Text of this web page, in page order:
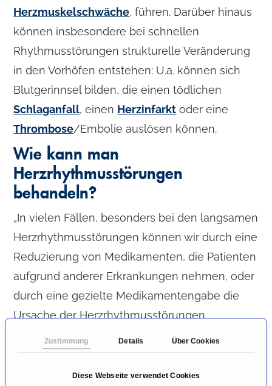
Zustimmung Details Über Cookies
Diese Webseite verwendet Cookies
Herzmuskelschwäche, führen. Darüber hinaus
können insbesondere bei schnellen
Rhythmusstörungen strukturelle Veränderung
in den Vorhöfen entstehen: U.a. können sich
Blutgerinnsel bilden, die einen tödlichen
Schlaganfall, einen Herzinfarkt oder eine
Thrombose/Embolie auslösen können.
Wie kann man
Herzrhythmusstörungen
behandeln?
„In vielen Fällen, besonders bei den langsamen
Herzrhythmusstörungen können wir durch eine
Reduzierung von Medikamenten, die Patienten
aufgrund anderer Erkrankungen nehmen, oder
durch eine gezielte Medikamentengabe die
Ursache der Herzrhythmusstörungen
beheben“, erklärt Prof. Sydow. „Dies gilt zum
Beispiel bei Veränderungen in der
Blutzusammensetzung, bei einer